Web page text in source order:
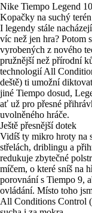
Nike Tiempo Legend
Kopačky na suchý terén
I legendy stále
víc než jen hra? Potom
vyrobených z nového
pružnější než přírodní
technologií All
deště) ti umožní
jiné Tiempo dosud,
ať už pro přesné
uvolněného hráče.
Ještě přesnější dotek
Vidíš ty mikro hroty na
střelách, driblingu a
redukuje zbytečné
míčem, o které sníš na
porovnání s Tiempo 9,
ovládání. Místo toho
All Conditions Control